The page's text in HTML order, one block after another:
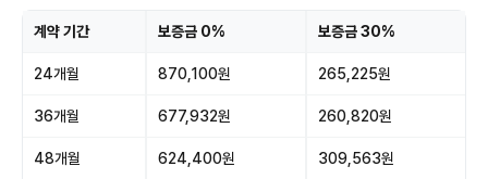
계약 기간 보증금 0% 보증금 30%
24개월 870,100원 265,225원
36개월 677,932원 260,820원
48개월 624,400원 309,563원